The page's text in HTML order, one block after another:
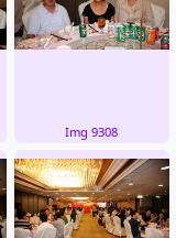
Img 9308